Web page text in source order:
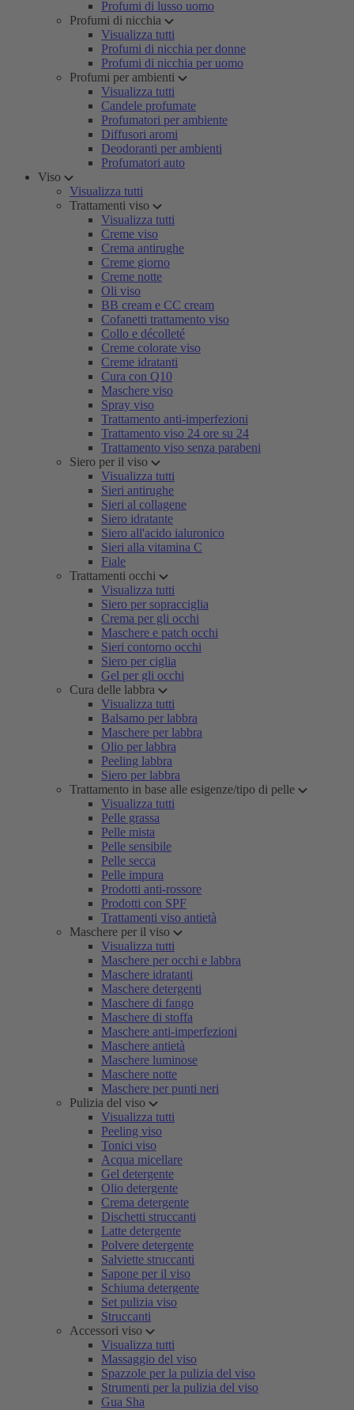
Profumi di lusso uomo
Profumi di nicchia
Visualizza tutti
Profumi di nicchia per donne
Profumi di nicchia per uomo
Profumi per ambienti
Visualizza tutti
Candele profumate
Profumatori per ambiente
Diffusori aromi
Deodoranti per ambienti
Profumatori auto
Viso
Visualizza tutti
Trattamenti viso
Visualizza tutti
Creme viso
Crema antirughe
Creme giorno
Creme notte
Oli viso
BB cream e CC cream
Cofanetti trattamento viso
Collo e décolleté
Creme colorate viso
Creme idratanti
Cura con Q10
Maschere viso
Spray viso
Trattamento anti-imperfezioni
Trattamento viso 24 ore su 24
Trattamento viso senza parabeni
Siero per il viso
Visualizza tutti
Sieri antirughe
Sieri al collagene
Siero idratante
Siero all'acido ialuronico
Sieri alla vitamina C
Fiale
Trattamenti occhi
Visualizza tutti
Siero per sopracciglia
Crema per gli occhi
Maschere e patch occhi
Sieri contorno occhi
Siero per ciglia
Gel per gli occhi
Cura delle labbra
Visualizza tutti
Balsamo per labbra
Maschere per labbra
Olio per labbra
Peeling labbra
Siero per labbra
Trattamento in base alle esigenze/tipo di pelle
Visualizza tutti
Pelle grassa
Pelle mista
Pelle sensibile
Pelle secca
Pelle impura
Prodotti anti-rossore
Prodotti con SPF
Trattamenti viso antietà
Maschere per il viso
Visualizza tutti
Maschere per occhi e labbra
Maschere idratanti
Maschere detergenti
Maschere di fango
Maschere di stoffa
Maschere anti-imperfezioni
Maschere antietà
Maschere luminose
Maschere notte
Maschere per punti neri
Pulizia del viso
Visualizza tutti
Peeling viso
Tonici viso
Acqua micellare
Gel detergente
Olio detergente
Crema detergente
Dischetti struccanti
Latte detergente
Polvere detergente
Salviette struccanti
Sapone per il viso
Schiuma detergente
Set pulizia viso
Struccanti
Accessori viso
Visualizza tutti
Massaggio del viso
Spazzole per la pulizia del viso
Strumenti per la pulizia del viso
Gua Sha